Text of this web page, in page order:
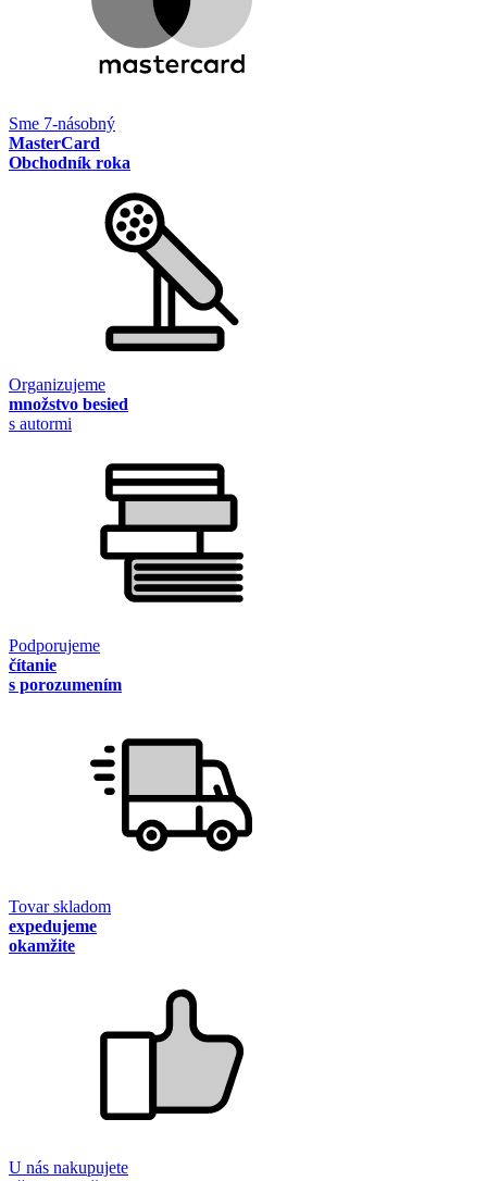
Sme 7-násobný
MasterCard
Obchodník roka
Organizujeme
množstvo besied
s autormi
Podporujeme
čítanie
s porozumením
Tovar skladom
expedujeme
okamžite
U nás nakupujete